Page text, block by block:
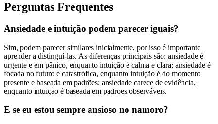
Perguntas Frequentes
Ansiedade e intuição podem parecer iguais?
Sim, podem parecer similares inicialmente, por isso é importante
aprender a distinguí-las. As diferenças principais são: ansiedade é
urgente e em pânico, enquanto intuição é calma e clara; ansiedade é
focada no futuro e catastrófica, enquanto intuição é do momento
presente e baseada em padrões; ansiedade carece de evidência,
enquanto intuição é baseada em padrões observáveis.
E se eu estou sempre ansioso no namoro?